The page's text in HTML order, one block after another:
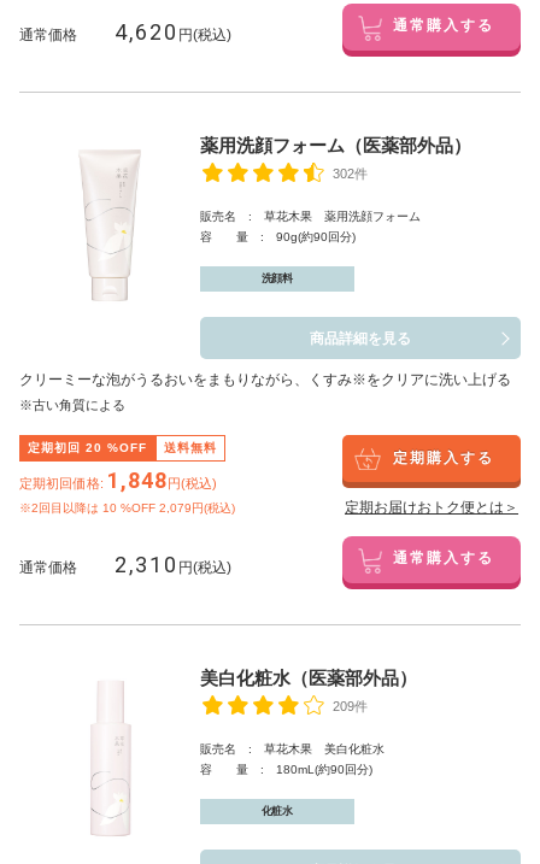
通常価格 4,620 円(税込) 通常購入する
薬用洗顔フォーム（医薬部外品）
302件
販売名 : 草花木果 薬用洗顔フォーム
容 量 : 90g(約90回分)
洗顔料
商品詳細を見る
クリーミーな泡がうるおいをまもりながら、くすみ※をクリアに洗い上げる
※古い角質による
定期初回 20 %OFF 送料無料
定期初回価格: 1,848円(税込)
※2回目以降は 10 %OFF 2,079円(税込)
定期購入する
定期お届けおトク便とは＞
通常価格 2,310 円(税込) 通常購入する
美白化粧水（医薬部外品）
209件
販売名 : 草花木果 美白化粧水
容 量 : 180mL(約90回分)
化粧水